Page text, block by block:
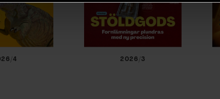
för att anpassa innehållet och annonserna till
vår trafik. Vi vidarebefordrar även sådana
annons- och analysföretag som vi samarbetar med.
som du har tillhandahållit eller som de har samlat in när du
4 2026/3